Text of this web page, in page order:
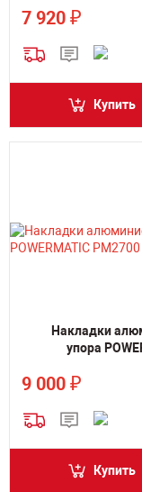
7 920 ₽
Купить
Накладки
упора
9 000 ₽
Купить